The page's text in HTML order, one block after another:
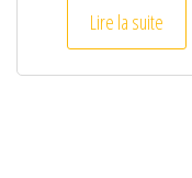
Lire la suite